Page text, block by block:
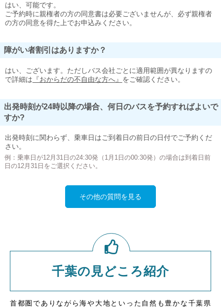
はい、可能です。
ご予約時に親権者の方の同意書は必要ございませんが、必ず親権者
の方の同意を得た上でお申込みください。
障がい者割引はありますか？
はい、ございます。ただしバス会社ごとに適用範囲が異なりますの
で詳細は 『おからだの不自由な方へ』 をご確認ください。
出発時刻が24時以降の場合、何日のバスを予約すればよいで
すか?
出発時刻に関わらず、乗車日はご到着日の前日の日付でご予約くだ
さい。
例：乗車日が12月31日の24:30発（1月1日の00:30発）の場合は到着日前
日の12月31日をご選択ください。
その他の質問を見る
千葉の見どころ紹介
首都圏でありながら海や大地といった自然も豊かな千葉県